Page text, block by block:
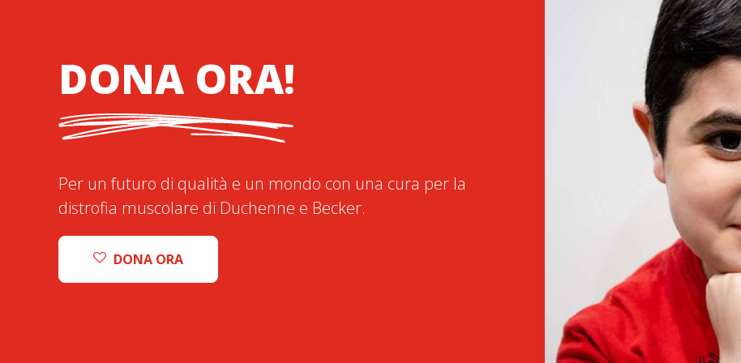
DONA ORA!
Per un futuro di qualità e un mondo con una cura per la
distrofia muscolare di Duchenne e Becker.
DONA ORA